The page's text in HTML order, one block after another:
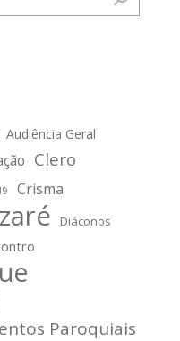
Audiência Geral
Clero
Crisma
Diáconos
Paroquiais